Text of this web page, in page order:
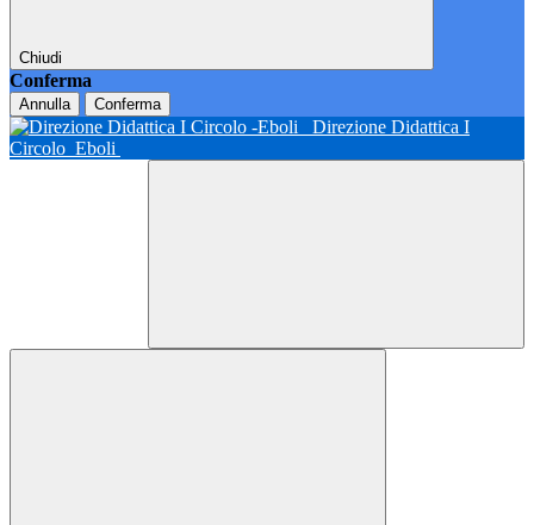
Chiudi
Conferma
Annulla Conferma
Direzione Didattica I
Circolo Eboli